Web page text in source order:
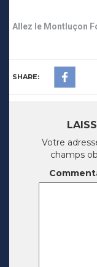
Allez le Montluçon
SHARE:
Votre
champs